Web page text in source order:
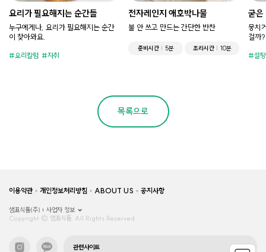
요리가 필요해지는 순간들
누구에게나, 요리가 필요해지는 순간
이 찾아와요.
요리칼럼 자취
전자레인지 애호박나물
불 안 쓰고 만드는 간단한 반찬
준비시간 5분 조리시간 10분
굳은
뭉치
걸까?
설탕
목록으로
이용약관 개인정보처리방침 ABOUT US 공지사항
샘표식품(주)
사업자 정보
Copyright © 샘표식품, All Rights Reserved.
관련사이트